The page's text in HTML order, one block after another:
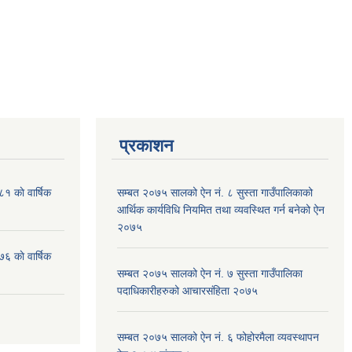
काे वार्षिक
काे वार्षिक
प्रकाशन
सम्बत २०७५ सालको ऐन नं. ८ सुस्ता गाउँपालिकाको
आर्थिक कार्यविधि नियमित तथा व्यवस्थित गर्न बनेको ऐन
२०७५
सम्बत २०७५ सालको ऐन नं. ७ सुस्ता गाउँपालिका
पदाधिकारीहरुको आचारसंहिता २०७५
सम्बत २०७५ सालको ऐन नं. ६ फोहोरमैला व्यवस्थापन